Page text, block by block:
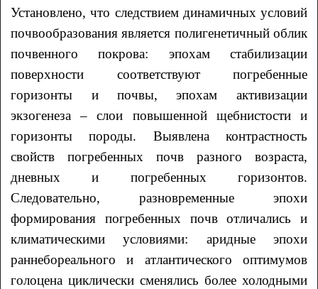
Установлено, что следствием динамичных условий
почвообразования является полигенетичный облик
почвенного покрова: эпохам стабилизации
поверхности соответствуют погребенные
горизонты и почвы, эпохам активизации
экзогенеза – слои повышенной щебнистости и
горизонты породы. Выявлена контрастность
свойств погребенных почв разного возраста,
дневных и погребенных горизонтов.
Следовательно, разновременные эпохи
формирования погребенных почв отличались и
климатическими условиями: аридные эпохи
раннебореального и атлантического оптимумов
голоцена циклически сменялись более холодными